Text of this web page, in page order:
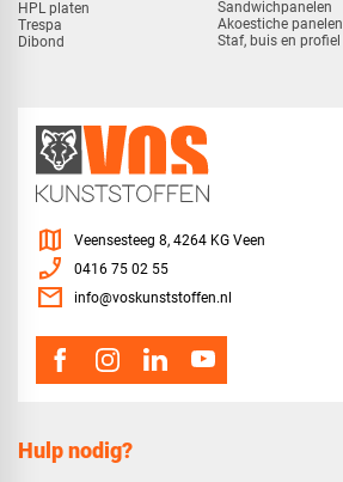
HPL platen
Trespa
Dibond
Sandwichpanelen
Akoestiche panelen
Staf, buis en profiel
Hulp nodig?
map Veensesteeg 8, 4264 KG Veen
phone_enabled 0416 75 02 55
mail info@voskunststoffen.nl